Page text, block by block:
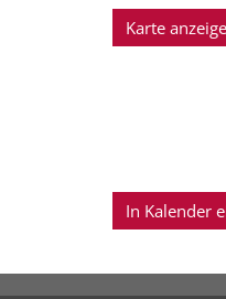
Karte
In Kalender